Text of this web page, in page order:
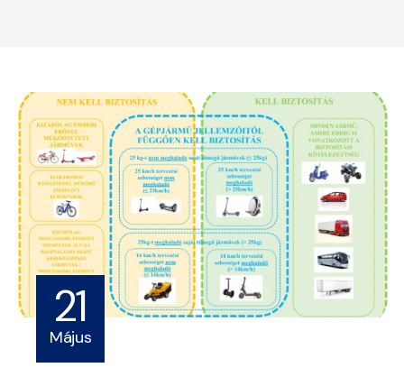
21
Május